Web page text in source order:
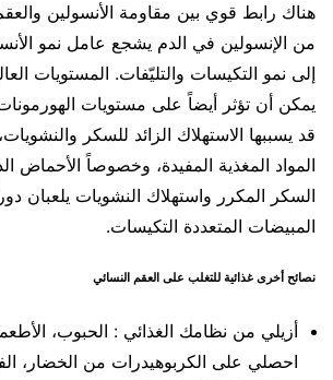
هناك رابط قوي بين مقاومة الأنسولين والعقم
من الإنسولين في الدم يشجع عامل نمو
إلى نمو التكيسات والتليّفات. المستويات
يمكن أن تؤثر أيضاً على مستويات
قد يسببها الاستهلاك الزائد للسكر
السكر المكرر واستهلاك النشويات يلعبان
المبيضات المتعددة التكيسات.
نصائح أخرى غذائية للتغلب على العقم النسائي
أزيلي من نظامك الغذائي : الحبوب،
احصلي على الكربوهيدرات من الخضار،